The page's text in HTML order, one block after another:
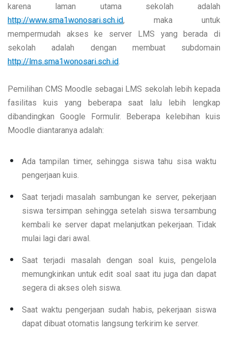
karena laman utama sekolah adalah
http://www.sma1wonosari.sch.id, maka untuk
mempermudah akses ke server LMS yang berada di
sekolah adalah dengan membuat subdomain
http://lms.sma1wonosari.sch.id.
Pemilihan CMS Moodle sebagai LMS sekolah lebih kepada
fasilitas kuis yang beberapa saat lalu lebih lengkap
dibandingkan Google Formulir. Beberapa kelebihan kuis
Moodle diantaranya adalah:
Ada tampilan timer, sehingga siswa tahu sisa waktu
pengerjaan kuis.
Saat terjadi masalah sambungan ke server, pekerjaan
siswa tersimpan sehingga setelah siswa tersambung
kembali ke server dapat melanjutkan pekerjaan. Tidak
mulai lagi dari awal.
Saat terjadi masalah dengan soal kuis, pengelola
memungkinkan untuk edit soal saat itu juga dan dapat
segera di akses oleh siswa.
Saat waktu pengerjaan sudah habis, pekerjaan siswa
dapat dibuat otomatis langsung terkirim ke server.